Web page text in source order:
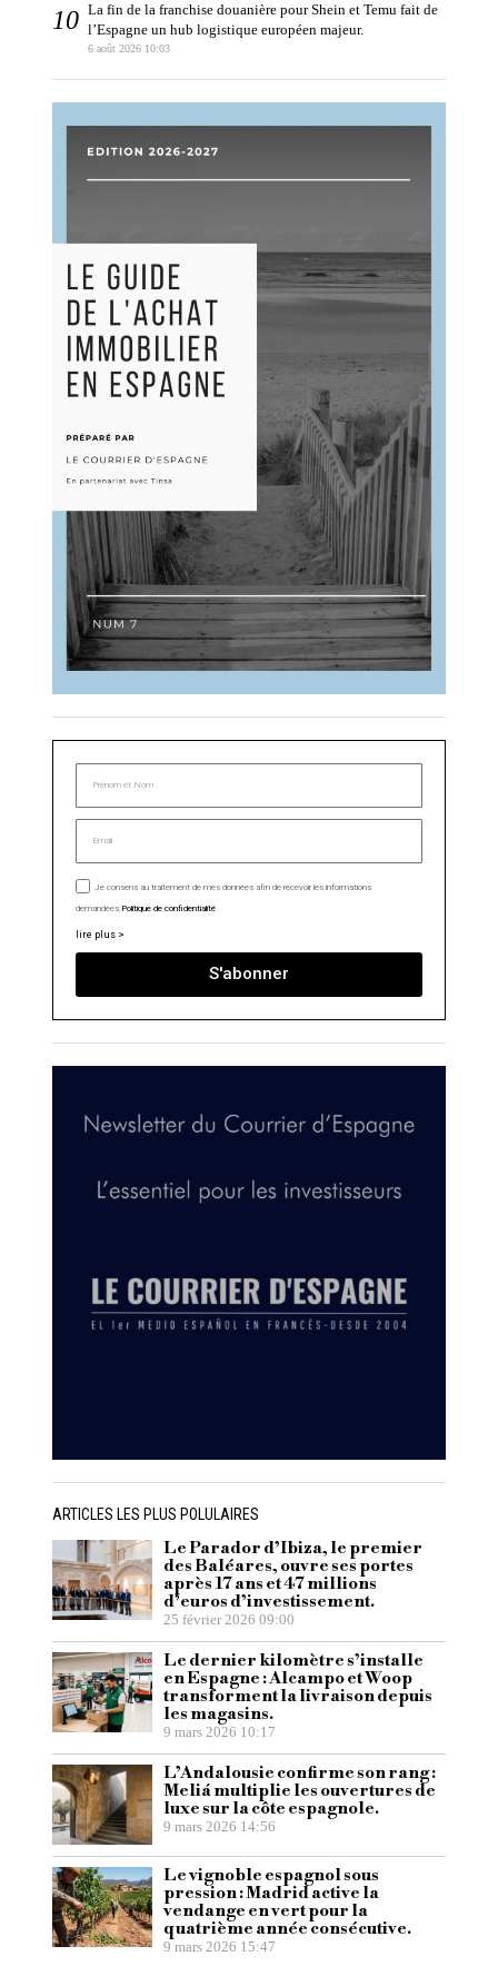
La fin de la franchise douanière pour Shein et Temu fait de
l’Espagne un hub logistique européen majeur.
6 août 2026 10:03
Je consens au traitement de mes données afin de recevoir les informations
demandées. Politique de confidentialité
lire plus >
S'abonner
ARTICLES LES PLUS POLULAIRES
Le Parador d’Ibiza, le premier
des Baléares, ouvre ses portes
après 17 ans et 47 millions
d’euros d’investissement.
25 février 2026 09:00
Le dernier kilomètre s’installe
en Espagne : Alcampo et Woop
transforment la livraison depuis
les magasins.
9 mars 2026 10:17
L’Andalousie confirme son rang :
Meliá multiplie les ouvertures de
luxe sur la côte espagnole.
9 mars 2026 14:56
Le vignoble espagnol sous
pression : Madrid active la
vendange en vert pour la
quatrième année consécutive.
9 mars 2026 15:47